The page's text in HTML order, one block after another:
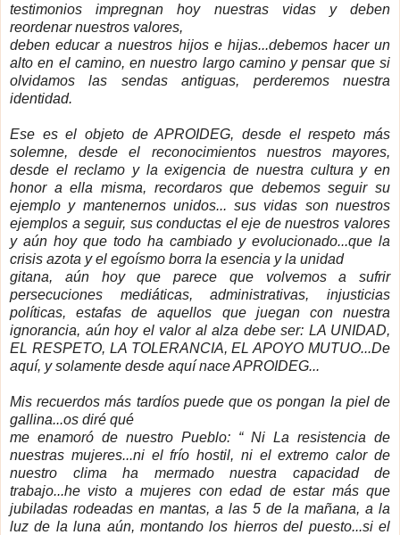
testimonios impregnan hoy nuestras vidas y deben
reordenar nuestros valores,
deben educar a nuestros hijos e hijas...debemos hacer un
alto en el camino, en nuestro largo camino y pensar que si
olvidamos las sendas antiguas, perderemos nuestra
identidad.
Ese es el objeto de APROIDEG, desde el respeto más
solemne, desde el reconocimientos nuestros mayores,
desde el reclamo y la exigencia de nuestra cultura y en
honor a ella misma, recordaros que debemos seguir su
ejemplo y mantenernos unidos... sus vidas son nuestros
ejemplos a seguir, sus conductas el eje de nuestros valores
y aún hoy que todo ha cambiado y evolucionado...que la
crisis azota y el egoísmo borra la esencia y la unidad
gitana, aún hoy que parece que volvemos a sufrir
persecuciones mediáticas, administrativas, injusticias
políticas, estafas de aquellos que juegan con nuestra
ignorancia, aún hoy el valor al alza debe ser: LA UNIDAD,
EL RESPETO, LA TOLERANCIA, EL APOYO MUTUO...De
aquí, y solamente desde aquí nace APROIDEG...
Mis recuerdos más tardíos puede que os pongan la piel de
gallina...os diré qué
me enamoró de nuestro Pueblo: “ Ni La resistencia de
nuestras mujeres...ni el frío hostil, ni el extremo calor de
nuestro clima ha mermado nuestra capacidad de
trabajo...he visto a mujeres con edad de estar más que
jubiladas rodeadas en mantas, a las 5 de la mañana, a la
luz de la luna aún, montando los hierros del puesto...si el